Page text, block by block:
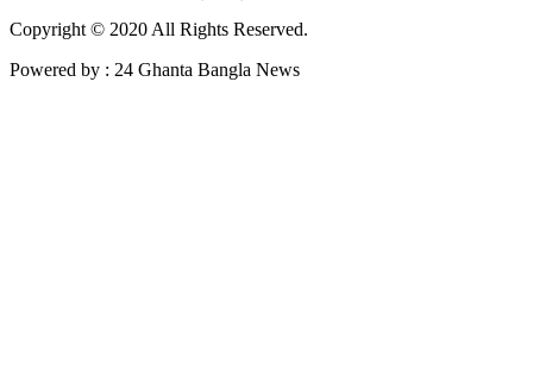
Copyright © 2020 All Rights Reserved.
Powered by : 24 Ghanta Bangla News